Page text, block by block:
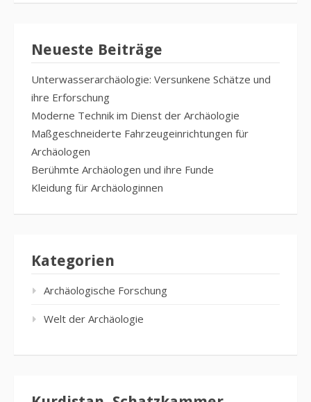
Neueste Beiträge
Unterwasserarchäologie: Versunkene Schätze und
ihre Erforschung
Moderne Technik im Dienst der Archäologie
Maßgeschneiderte Fahrzeugeinrichtungen für
Archäologen
Berühmte Archäologen und ihre Funde
Kleidung für Archäologinnen
Kategorien
Archäologische Forschung
Welt der Archäologie